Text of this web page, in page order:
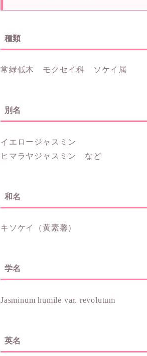
種類
常緑低木 モクセイ科 ソケイ属
別名
イエロージャスミン
ヒマラヤジャスミン など
和名
キソケイ（黄素馨）
学名
Jasminum humile var. revolutum
英名